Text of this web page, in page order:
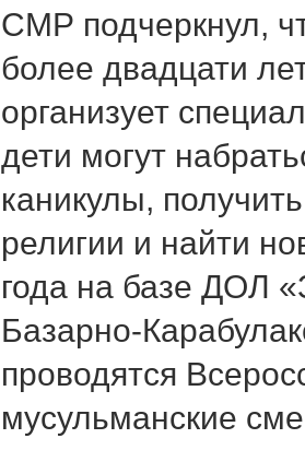
СМР подчеркнул,
более двадцати
организует
дети могут
каникулы,
религии и найти
года на базе ДОЛ
Базарно-
проводятся
мусульманские